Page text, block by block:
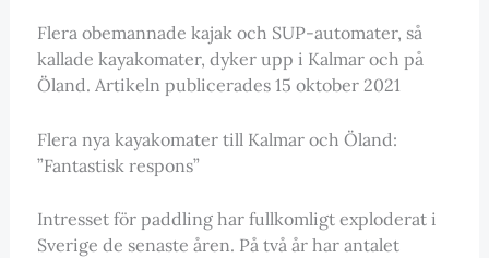
Flera obemannade kajak och SUP-automater, så
kallade kayakomater, dyker upp i Kalmar och på
Öland. Artikeln publicerades 15 oktober 2021
Flera nya kayakomater till Kalmar och Öland:
”Fantastisk respons”
Intresset för paddling har fullkomligt exploderat i
Sverige de senaste åren. På två år har antalet